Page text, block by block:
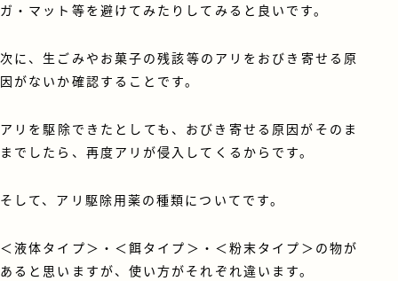
ガ・マット等を避けてみたりしてみると良いです。
次に、生ごみやお菓子の残該等のアリをおびき寄せる原
因がないか確認することです。
アリを駆除できたとしても、おびき寄せる原因がそのま
までしたら、再度アリが侵入してくるからです。
そして、アリ駆除用薬の種類についてです。
＜液体タイプ＞・＜餌タイプ＞・＜粉末タイプ＞の物が
あると思いますが、使い方がそれぞれ違います。